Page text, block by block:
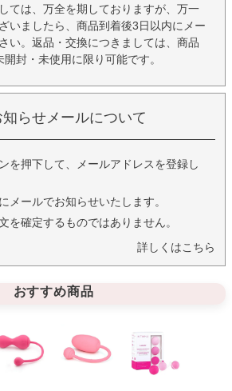
ては、万全を期しておりますが、万一
いましたら、商品到着後3日以内にメー
い。返品・交換につきましては、商品
封・未使用に限り可能です。
知らせメールについて
を押下して、メールアドレスを登録し
メールでお知らせいたします。
を確定するものではありません。
詳しくはこちら
おすすめ商品